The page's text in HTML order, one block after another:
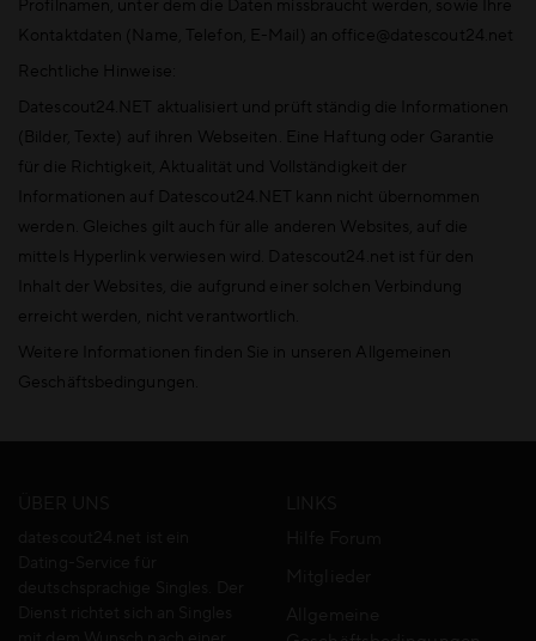
Profilnamen, unter dem die Daten missbraucht werden, sowie Ihre
Kontaktdaten (Name, Telefon, E-Mail) an office@datescout24.net
Rechtliche Hinweise:
Datescout24.NET aktualisiert und prüft ständig die Informationen
(Bilder, Texte) auf ihren Webseiten. Eine Haftung oder Garantie
für die Richtigkeit, Aktualität und Vollständigkeit der
Informationen auf Datescout24.NET kann nicht übernommen
werden. Gleiches gilt auch für alle anderen Websites, auf die
mittels Hyperlink verwiesen wird. Datescout24.net ist für den
Inhalt der Websites, die aufgrund einer solchen Verbindung
erreicht werden, nicht verantwortlich.
Weitere Informationen finden Sie in unseren Allgemeinen
Geschäftsbedingungen.